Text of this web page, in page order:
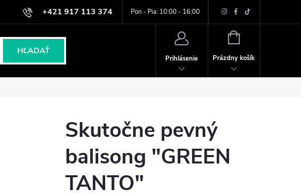
+421 917 113 374 Pon - Pia: 10:00 - 16:00
Podmienky ochrany osobných údajov
HĽADAŤ
Prihlásenie
NÁKUPNÝ
Prázdny košík
Skutočne pevný
balisong "GREEN
TANTO"